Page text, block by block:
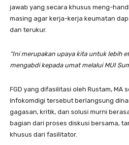
jawab yang secara khusus meng-
masing agar kerja-kerja keumatan
dan terukur.
“Ini merupakan upaya kita untuk lebih
mengabdi kepada umat melalui MUI
FGD yang difasilitasi oleh Rustam, MA
Infokomdigi tersebut berlangsung
gagasan, kritik, dan solusi murni
bagian dari proses diskusi bersama,
khusus dari fasilitator.